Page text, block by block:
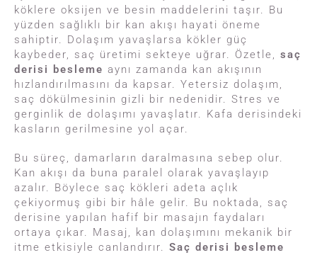
köklere oksijen ve besin maddelerini taşır. Bu
yüzden sağlıklı bir kan akışı hayati öneme
sahiptir. Dolaşım yavaşlarsa kökler güç
kaybeder, saç üretimi sekteye uğrar. Özetle, saç
derisi besleme aynı zamanda kan akışının
hızlandırılmasını da kapsar. Yetersiz dolaşım,
saç dökülmesinin gizli bir nedenidir. Stres ve
gerginlik de dolaşımı yavaşlatır. Kafa derisindeki
kasların gerilmesine yol açar.
Bu süreç, damarların daralmasına sebep olur.
Kan akışı da buna paralel olarak yavaşlayıp
azalır. Böylece saç kökleri adeta açlık
çekiyormuş gibi bir hâle gelir. Bu noktada, saç
derisine yapılan hafif bir masajın faydaları
ortaya çıkar. Masaj, kan dolaşımını mekanik bir
itme etkisiyle canlandırır. Saç derisi besleme